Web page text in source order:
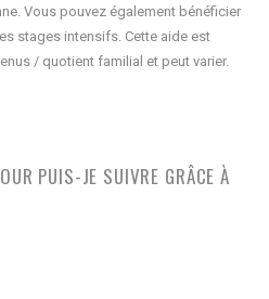
Vous pouvez également bénéficier
stages intensifs. Cette aide est
/ quotient familial et peut varier.
PUIS-JE SUIVRE GRÂCE À